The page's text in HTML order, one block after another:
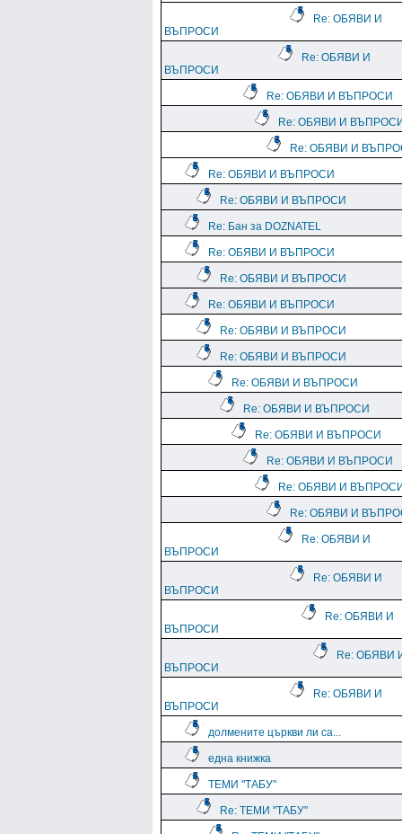
Re: ОБЯВИ И
ВЪПРОСИ
Re: ОБЯВИ И
ВЪПРОСИ
Re: ОБЯВИ И ВЪПРОСИ
Re: ОБЯВИ И
Re: ОБЯВИ И
Re: ОБЯВИ И ВЪПРОСИ
Re: ОБЯВИ И ВЪПРОСИ
Re: Бан за DOZNATEL
Re: ОБЯВИ И ВЪПРОСИ
Re: ОБЯВИ И ВЪПРОСИ
Re: ОБЯВИ И ВЪПРОСИ
Re: ОБЯВИ И ВЪПРОСИ
Re: ОБЯВИ И ВЪПРОСИ
Re: ОБЯВИ И ВЪПРОСИ
Re: ОБЯВИ И ВЪПРОСИ
Re: ОБЯВИ И ВЪПРОСИ
Re: ОБЯВИ И ВЪПРОСИ
Re: ОБЯВИ И
Re: ОБЯВИ И
Re: ОБЯВИ И
ВЪПРОСИ
Re: ОБЯВИ И
ВЪПРОСИ
Re: ОБЯВИ И
ВЪПРОСИ
Re: ОБЯВИ
ВЪПРОСИ
Re: ОБЯВИ И
ВЪПРОСИ
долмените църкви ли са...
една книжка
ТЕМИ "ТАБУ"
Re: ТЕМИ "ТАБУ"